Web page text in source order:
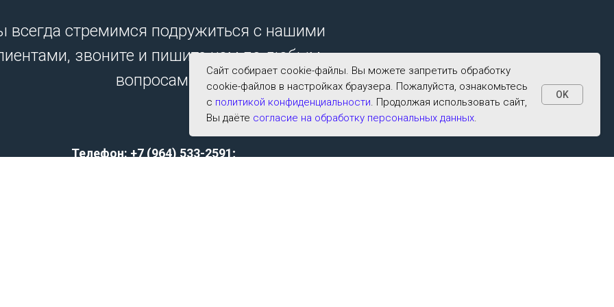
всегда стремимся подружиться с нашими
звоните и пишите нам по любым
вопросам.
Телефон: +7 (964) 533-2591;
Сайт собирает cookie-файлы. Вы можете запретить обработку
cookie-файлов в настройках браузера. Пожалуйста, ознакомьтесь
с политикой конфиденциальности. Продолжая использовать сайт,
Вы даёте согласие на обработку персональных данных.
OK